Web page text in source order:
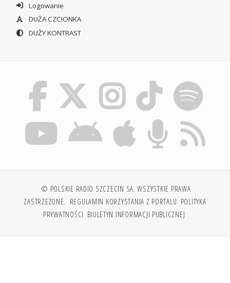
Logowanie
DUŻA CZCIONKA
DUŻY KONTRAST
© POLSKIE RADIO SZCZECIN SA. WSZYSTKIE PRAWA
ZASTRZEŻONE. REGULAMIN KORZYSTANIA Z PORTALU POLITYKA
PRYWATNOŚCI BIULETYN INFORMACJI PUBLICZNEJ